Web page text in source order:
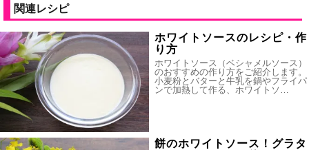
関連レシピ
ホワイトソースのレシピ・作
り方
ホワイトソース（ベシャメルソース）
のおすすめの作り方をご紹介します。
小麦粉とバターと牛乳を鍋やフライパ
ンで加熱して作る、ホワイトソ…
餅のホワイトソース！グラタ